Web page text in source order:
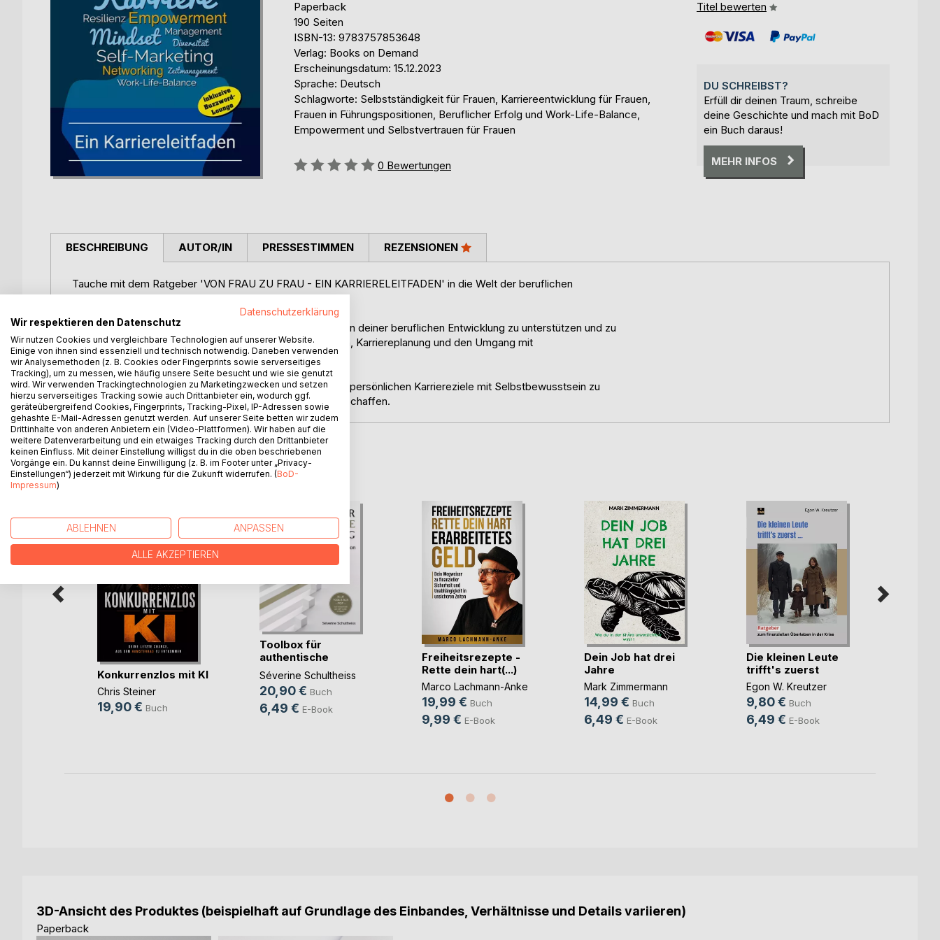
Paperback
190 Seiten
ISBN-13: 9783757853648
Verlag: Books on Demand
Erscheinungsdatum: 15.12.2023
Sprache: Deutsch
Schlagworte: Selbstständigkeit für Frauen, Karriereentwicklung für Frauen,
Frauen in Führungspositionen, Beruflicher Erfolg und Work-Life-Balance,
Empowerment und Selbstvertrauen für Frauen
Bewertung::
0 Bewertungen
Titel bewerten
DU SCHREIBST?
Erfüll dir deinen Traum, schreibe
deine Geschichte und mach mit BoD
ein Buch daraus!
MEHR INFOS
BESCHREIBUNG
Tauche mit dem Ratgeber 'VON FRAU ZU FRAU - EIN KARRIERELEITFADEN' in die Welt der beruflichen
Selbstverwirklichung ein.
Dieses Buch dient als Wegweiser und Motivator, um dich in deiner beruflichen Entwicklung zu unterstützen und zu
stärken. Entdecke wertvolle Strategien für Selbstreflexion, Karriereplanung und den Umgang mit
Herausforderungen im Berufsleben.
Nutze diesen Leitfaden als Schlüsselwerkzeug, um deine persönlichen Karriereziele mit Selbstbewusstsein zu
erreichen und eine ausgeglichene Work-Life-Balance zu schaffen.
AUTOR/IN PRESSESTIMMEN REZENSIONEN
WEITERE TITEL BEIBoD
Konkurrenzlos mit KI
Chris Steiner
19,90 € Buch
Toolbox für
authentische
Führung
Séverine Schultheiss
20,90 € Buch
6,49 € E-Book
Freiheitsrezepte -
Rette dein hart(...)
Marco Lachmann-Anke
19,99 € Buch
9,99 € E-Book
Dein Job hat drei
Jahre
Mark Zimmermann
14,99 € Buch
6,49 € E-Book
Die kleinen Leute
trifft's zuerst
Egon W. Kreutzer
9,80 € Buch
6,49 € E-Book
3D-Ansicht des Produktes (beispielhaft auf Grundlage des Einbandes, Verhältnisse und Details variieren)
Paperback
Datenschutzerklärung
Wir respektieren den Datenschutz
Wir nutzen Cookies und vergleichbare Technologien auf unserer Website.
Einige von ihnen sind essenziell und technisch notwendig. Daneben verwenden
wir Analysemethoden (z. B. Cookies oder Fingerprints sowie serverseitiges
Tracking), um zu messen, wie häufig unsere Seite besucht und wie sie genutzt
wird. Wir verwenden Trackingtechnologien zu Marketingzwecken und setzen
hierzu serverseitiges Tracking sowie auch Drittanbieter ein, wodurch ggf.
geräteübergreifend Cookies, Fingerprints, Tracking-Pixel, IP-Adressen sowie
gehashte E-Mail-Adressen genutzt werden. Auf unserer Seite betten wir zudem
Drittinhalte von anderen Anbietern ein (Video-Plattformen). Wir haben auf die
weitere Datenverarbeitung und ein etwaiges Tracking durch den Drittanbieter
keinen Einfluss. Mit deiner Einstellung willigst du in die oben beschriebenen
Vorgänge ein. Du kannst deine Einwilligung (z. B. im Footer unter „Privacy-
Einstellungen“) jederzeit mit Wirkung für die Zukunft widerrufen. (BoD-
Impressum)
ABLEHNEN ANPASSEN
ALLE AKZEPTIEREN